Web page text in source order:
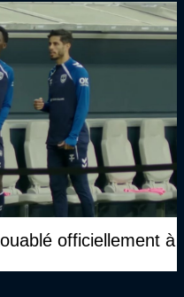
officiellement à